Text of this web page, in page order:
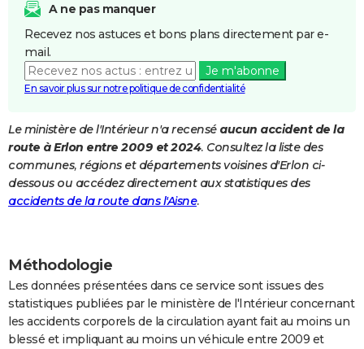
Destinations
City break
Voyage nature
Voyage de noces
Forum
Climat
PHOTO
GUIDES D'ACHAT
BONS PLANS
Carte de Noël
Carte Bonne année
Carte Saint-Valentin
Carte Pâques
Carte d'anniversaire
DICTIONNAIRE
Dictionnaire
Biographies
Citations
Expressions
Proverbes
PROGRAMME TV
FORUM
Bricolage
Television
A ne pas manquer
Recevez nos astuces et bons plans directement par e-
mail.
Je m'abonne
En savoir plus sur notre politique de confidentialité
Le ministère de l'Intérieur n'a recensé aucun accident de la
route à Erlon entre 2009 et 2024. Consultez la liste des
communes, régions et départements voisines d'Erlon ci-
dessous ou accédez directement aux statistiques des
accidents de la route dans l'Aisne.
Méthodologie
Les données présentées dans ce service sont issues des
statistiques publiées par le ministère de l'Intérieur concernant
les accidents corporels de la circulation ayant fait au moins un
blessé et impliquant au moins un véhicule entre 2009 et